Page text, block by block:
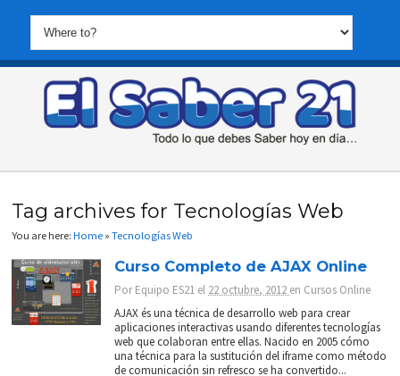
Tag archives for Tecnologías Web
You are here:Home »Tecnologías Web
Curso Completo de AJAX Online
PorEquipo ES21 el 22 octubre, 2012 en Cursos Online
AJAX és una técnica de desarrollo web para crear
aplicaciones interactivas usando diferentes tecnologías
web que colaboran entre ellas. Nacido en 2005 cómo
una técnica para la sustitución del iframe como método
de comunicación sin refresco se ha convertido...